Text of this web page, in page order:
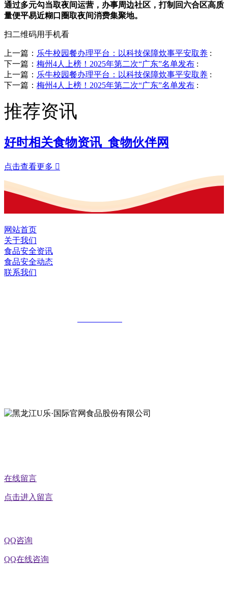
通过多元勾当取夜间运营，办事周边社区，打制回六合区高质
量便平易近糊口圈取夜间消费集聚地。
扫二维码用手机看
上一篇： 乐牛校园餐办理平台：以科技保障炊事平安取养 :
下一篇： 梅州4人上榜！2025年第二次“广东”名单发布 :
上一篇： 乐牛校园餐办理平台：以科技保障炊事平安取养 :
下一篇： 梅州4人上榜！2025年第二次“广东”名单发布 :
推荐资讯
好时相关食物资讯_食物伙伴网
点击查看更多 
网站首页
关于我们
食品安全资讯
食品安全动态
联系我们
在线留言
点击进入留言
QQ咨询
QQ在线咨询